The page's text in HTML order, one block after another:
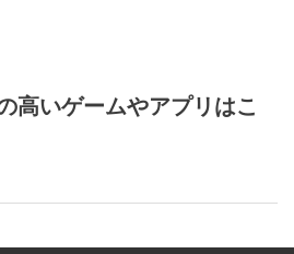
高いゲームやアプリはこ